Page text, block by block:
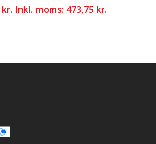
kr. Inkl. moms: 473,75 kr.